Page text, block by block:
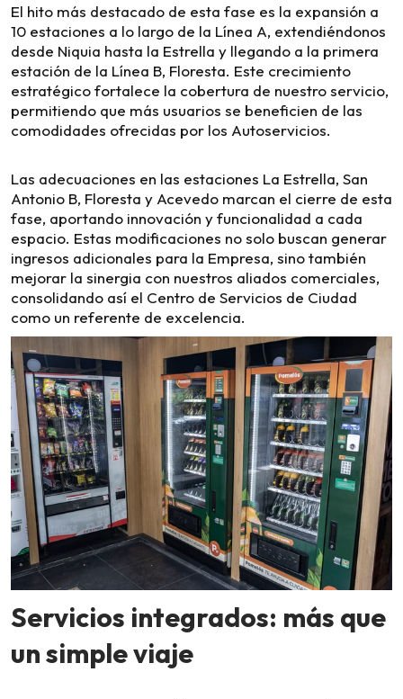
El hito más destacado de esta fase es la expansión a
10 estaciones a lo largo de la Línea A, extendiéndonos
desde Niquia hasta la Estrella y llegando a la primera
estación de la Línea B, Floresta. Este crecimiento
estratégico fortalece la cobertura de nuestro servicio,
permitiendo que más usuarios se beneficien de las
comodidades ofrecidas por los Autoservicios.
Las adecuaciones en las estaciones La Estrella, San
Antonio B, Floresta y Acevedo marcan el cierre de esta
fase, aportando innovación y funcionalidad a cada
espacio. Estas modificaciones no solo buscan generar
ingresos adicionales para la Empresa, sino también
mejorar la sinergia con nuestros aliados comerciales,
consolidando así el Centro de Servicios de Ciudad
como un referente de excelencia.
Servicios integrados: más que
un simple viaje